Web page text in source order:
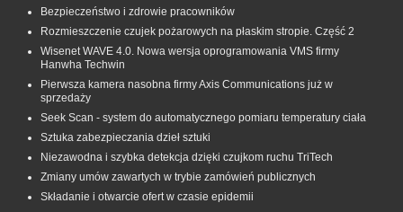
Bezpieczeństwo i zdrowie pracowników
Rozmieszczenie czujek pożarowych na płaskim stropie. Część 2
Wisenet WAVE 4.0. Nowa wersja oprogramowania VMS firmy
Hanwha Techwin
Pierwsza kamera nasobna firmy Axis Communications już w
sprzedaży
Seek Scan - system do automatycznego pomiaru temperatury ciała
Sztuka zabezpieczania dzieł sztuki
Niezawodna i szybka detekcja dzięki czujkom ruchu TriTech
Zmiany umów zawartych w trybie zamówień publicznych
Składanie i otwarcie ofert w czasie epidemii